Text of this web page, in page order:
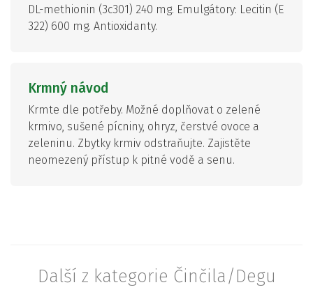
DL-methionin (3c301) 240 mg. Emulgátory: Lecitin (E
322) 600 mg. Antioxidanty.
Krmný návod
Krmte dle potřeby. Možné doplňovat o zelené
krmivo, sušené pícniny, ohryz, čerstvé ovoce a
zeleninu. Zbytky krmiv odstraňujte. Zajistěte
neomezený přístup k pitné vodě a senu.
Další z kategorie Činčila/Degu